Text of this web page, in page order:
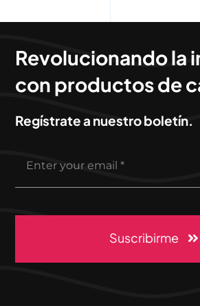
Revolucionando la
con productos de
Regístrate a nuestro boletín.
Suscribirme